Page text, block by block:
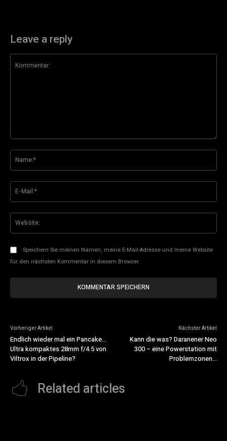
Leave a reply
Speichern Sie meinen Namen, meine E-Mail-Adresse und meine Website
für den nächsten Kommentar in diesem Browser.
Vorheriger Artikel
Endlich wieder mal ein Pancake…
Ultra kompaktes 28mm f/4.5 von
Viltrox in der Pipeline?
Nächster Artikel
Kann die was? Daranener Neo
300 – eine Powerstation mit
Problemzonen…
Related articles